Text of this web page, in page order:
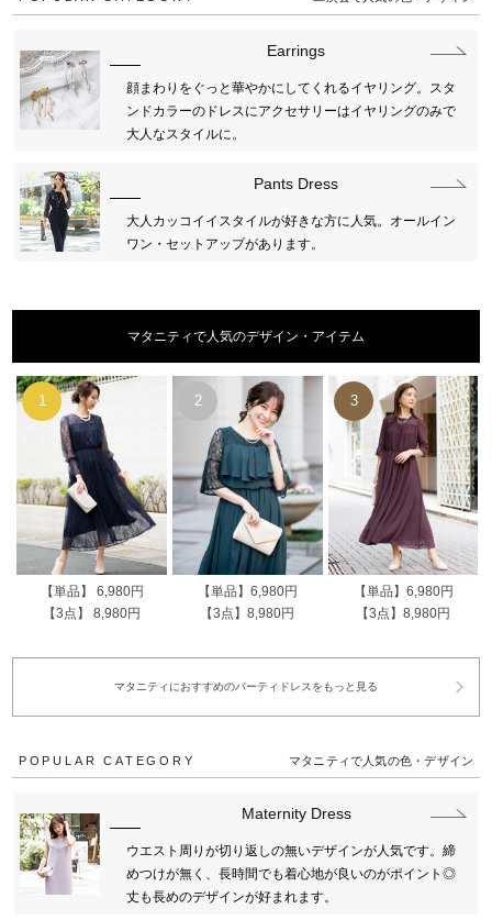
Earrings
顔まわりをぐっと華やかにしてくれるイヤリング。スタ
ンドカラーのドレスにアクセサリーはイヤリングのみで
大人なスタイルに。
Pants Dress
大人カッコイイスタイルが好きな方に人気。オールイン
ワン・セットアップがあります。
マタニティで人気のデザイン・アイテム
【単品】 6,980円
【3点】 8,980円
【単品】6,980円
【3点】8,980円
【単品】6,980円
【3点】8,980円
マタニティにおすすめのパーティドレスをもっと見る
POPULAR CATEGORY マタニティで人気の色・デザイン
Maternity Dress
ウエスト周りが切り返しの無いデザインが人気です。締
めつけが無く、長時間でも着心地が良いのがポイント◎
丈も長めのデザインが好まれます。